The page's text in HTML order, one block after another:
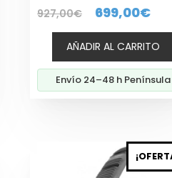
5
927,00€
El
precio
original
era:
927,00€.
699,00€El
es:
AÑADIR AL CARRITO
Envío 24–48 h Península